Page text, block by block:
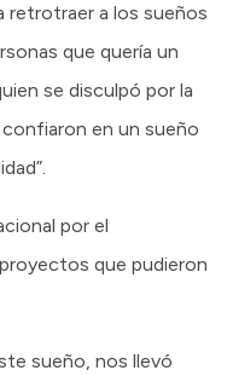
retrotraer a los sueños
que quería un
se disculpó por la
confiaron en un sueño
por el
que pudieron
sueño, nos llevó